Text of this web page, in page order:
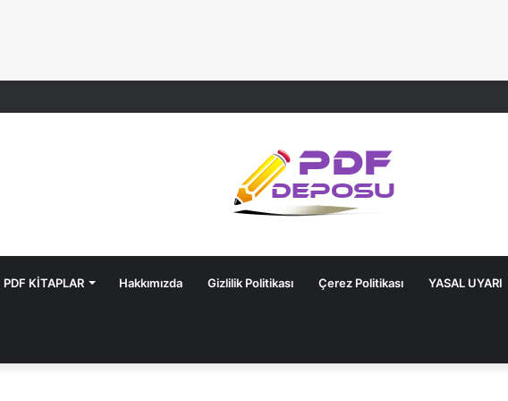
PDF KİTAPLAR Hakkımızda Gizlilik Politikası Çerez Politikası YASAL UYARI